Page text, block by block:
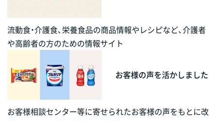
流動食・介護食、栄養食品の商品情報やレシピなど、介護者
や高齢者の方のための情報サイト
お客様の声を活かしました
お客様相談センター等に寄せられたお客様の声をもとに改